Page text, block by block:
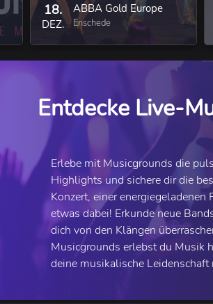
18.
DEZ.
ABBA Gold Europe
Enschede
Entdecke Live-
Erlebe mit Musicgrounds die
Highlights und sichere dir die
Konzert, einer
etwas dabei! Erkunde neue
dich von den Klängen
Musicgrounds erlebst du Musik
deine musikalische Leidenschaft